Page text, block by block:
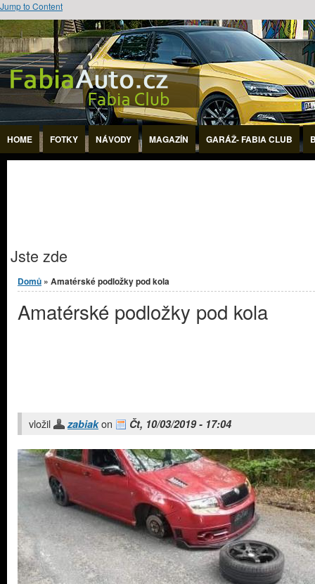
Jump to Content
HOME FOTKY NÁVODY MAGAZÍN GARÁŽ- FABIA CLUB
Jste zde
Domů » Amatérské podložky pod kola
Amatérské podložky pod kola
vložil zabiakon Čt, 10/03/2019 - 17:04